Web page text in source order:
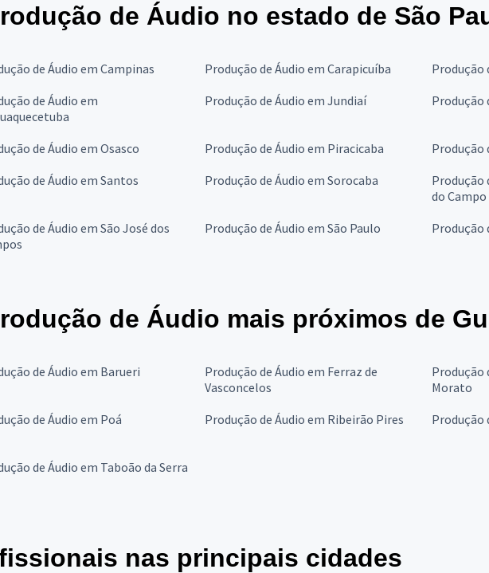
de Áudio no estado de São
de Áudio em Campinas Produção de Áudio em Carapicuíba
Produção
de Áudio em
Produção de Áudio em Jundiaí Produção
de Áudio em Osasco Produção de Áudio em Piracicaba
Produção
de Áudio em Santos Produção de Áudio em Sorocaba
Produção
do Campo
de Áudio em São José dos
Produção de Áudio em São Paulo Produção
de Áudio mais próximos de
de Áudio em Barueri
Produção de Áudio em Ferraz de
Vasconcelos
Produção
Morato
de Áudio em Poá Produção de Áudio em Ribeirão Pires Produção
de Áudio em Taboão da Serra
nas principais cidades